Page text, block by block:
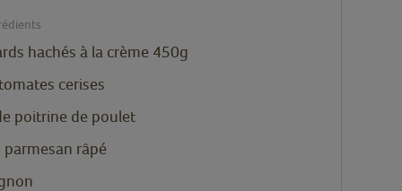
hachés à la crème 450g
cerises
poitrine de poulet
parmesan râpé